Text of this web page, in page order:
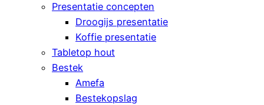
Presentatie concepten
Droogijs presentatie
Koffie presentatie
Tabletop hout
Bestek
Amefa
Bestekopslag